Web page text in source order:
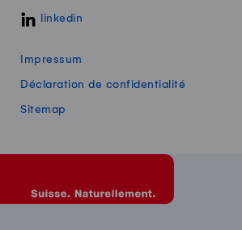
linkedin
Impressum
Déclaration de confidentialité
Sitemap